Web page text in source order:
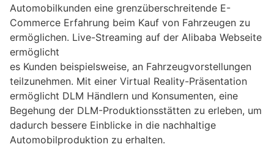
Automobilkunden eine grenzüberschreitende E-
Commerce Erfahrung beim Kauf von Fahrzeugen zu
ermöglichen. Live-Streaming auf der Alibaba Webseite
ermöglicht
es Kunden beispielsweise, an Fahrzeugvorstellungen
teilzunehmen. Mit einer Virtual Reality-Präsentation
ermöglicht DLM Händlern und Konsumenten, eine
Begehung der DLM-Produktionsstätten zu erleben, um
dadurch bessere Einblicke in die nachhaltige
Automobilproduktion zu erhalten.